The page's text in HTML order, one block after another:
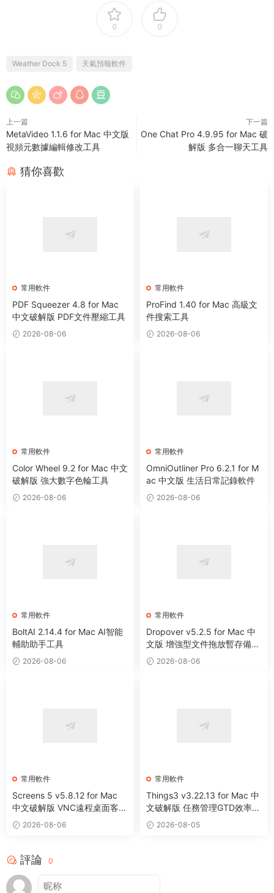
0 0
Weather Dock 5 天氣預報軟件
上一篇
MetaVideo 1.1.6 for Mac 中文版
視頻元數據編輯修改工具
下一篇
One Chat Pro 4.9.95 for Mac 破
解版 多合一聊天工具
猜你喜歡
常用軟件
PDF Squeezer 4.8 for Mac
中文破解版 PDF文件壓縮工具
2026-08-06
常用軟件
ProFind 1.40 for Mac 高級文
件搜索工具
2026-08-06
常用軟件
Color Wheel 9.2 for Mac 中文
破解版 強大數字色輪工具
2026-08-06
常用軟件
OmniOutliner Pro 6.2.1 for M
ac 中文版 生活日常記錄軟件
2026-08-06
常用軟件
BoltAI 2.14.4 for Mac AI智能
輔助助手工具
2026-08-06
常用軟件
Dropover v5.2.5 for Mac 中
文版 增強型文件拖放暫存備用
整理工具
2026-08-06
常用軟件
Screens 5 v5.8.12 for Mac
中文破解版 VNC遠程桌面客戶
端應用程序
2026-08-06
常用軟件
Things3 v3.22.13 for Mac 中
文破解版 任務管理GTD效率工
具 2026-08-05
評論 0